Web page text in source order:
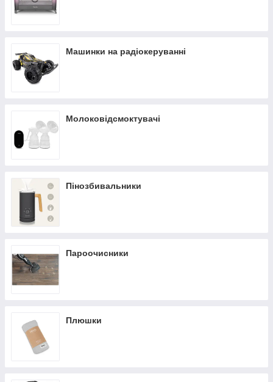
Машинки на радіокеруванні
Молоковідсмоктувачі
Пінозбивальники
Пароочисники
Плюшки